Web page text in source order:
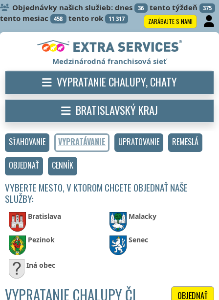
Objednávky našich služieb: dnes 36 tento týždeň 375
tento mesiac 458 tento rok 11 317 ZARÁBAJTE S NAMI
SŤAHOVANIE VYPRATÁVANIE UPRATOVANIE
REMESLÁ
OBJEDNAŤ
CENNÍK
VYBERTE MESTO, V KTOROM CHCETE OBJEDNAŤ NAŠE
SLUŽBY:
Bratislava Malacky
Pezinok Senec
Iná obec
OBJEDNAŤ
VYPRATANIE CHALUPY ČI
Medzinárodná franchisová sieť
VYPRATANIE CHALUPY, CHATY
BRATISLAVSKÝ KRAJ